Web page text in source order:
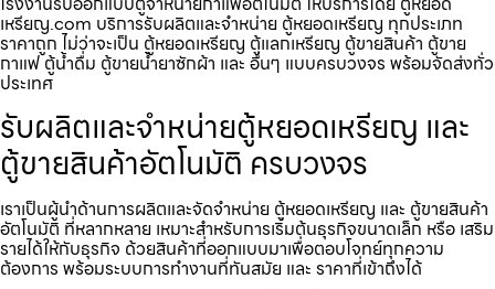
เหรียญ.com บริการรับผลิตและจำหน่าย ตู้หยอดเหรียญ ทุกประเภท
ราคาถูก ไม่ว่าจะเป็น ตู้หยอดเหรียญ ตู้แลกเหรียญ ตู้ขายสินค้า ตู้ขาย
กาแฟ ตู้น้ำดื่ม ตู้ขายน้ำยาซักผ้า และ อื่นๆ แบบครบวงจร พร้อมจัดส่งทั่ว
ประเทศ
รับผลิตและจำหน่ายตู้หยอดเหรียญ และ
ตู้ขายสินค้าอัตโนมัติ ครบวงจร
เราเป็นผู้นำด้านการผลิตและจัดจำหน่าย ตู้หยอดเหรียญ และ ตู้ขายสินค้า
อัตโนมัติ ที่หลากหลาย เหมาะสำหรับการเริ่มต้นธุรกิจขนาดเล็ก หรือ เสริม
รายได้ให้กับธุรกิจ ด้วยสินค้าที่ออกแบบมาเพื่อตอบโจทย์ทุกความ
ต้องการ พร้อมระบบการทำงานที่ทันสมัย และ ราคาที่เข้าถึงได้